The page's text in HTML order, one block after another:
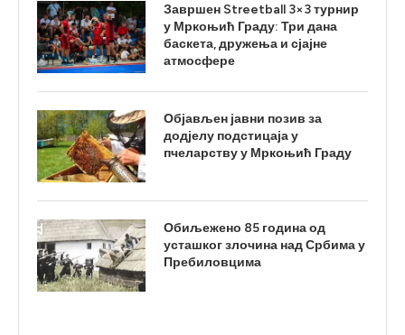
Завршен Streetball 3×3 турнир
у Мркоњић Граду: Три дана
баскета, дружења и сјајне
атмосфере
Објављен јавни позив за
додјелу подстицаја у
пчеларству у Мркоњић Граду
Обиљежено 85 година од
усташког злочина над Србима у
Пребиловцима